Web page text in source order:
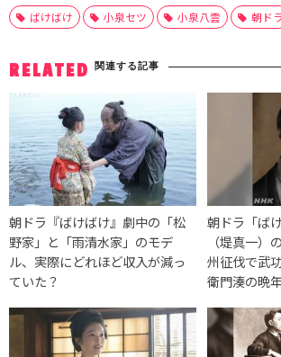
ばけばけ 小泉セツ 小泉八雲 朝ド
RELATED 関連する記事
朝ドラ『ばけばけ』劇中の「松
野家」と「雨清水家」のモデ
ル、実際にどれほど収入が減っ
ていた？
朝ドラ「ば
（堤真一）
州征伐で武
衛門湊の晩